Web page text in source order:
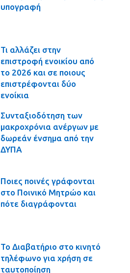
υπογραφή
Τι αλλάζει στην
επιστροφή ενοικίου από
το 2026 και σε ποιους
επιστρέφονται δύο
ενοίκια
Συνταξιοδότηση των
μακροχρόνια ανέργων με
δωρεάν ένσημα από την
ΔΥΠΑ
Ποιες ποινές γράφονται
στο Ποινικό Μητρώο και
πότε διαγράφονται
Το Διαβατήριο στο κινητό
τηλέφωνο για χρήση σε
ταυτοποίηση